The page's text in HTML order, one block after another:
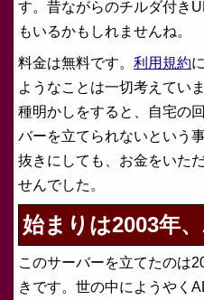
す。昔ながらのチルダ付き
もいるかもしれませんね。
料金は無料です。 利用規約
ようなことは一切考えてい
種明かしをすると、自宅の
バーを立てられないという
抜きにしても、お金をいた
せんでした。
始まりは2003年
このサーバーを立てたのは
きです。世の中にようやく